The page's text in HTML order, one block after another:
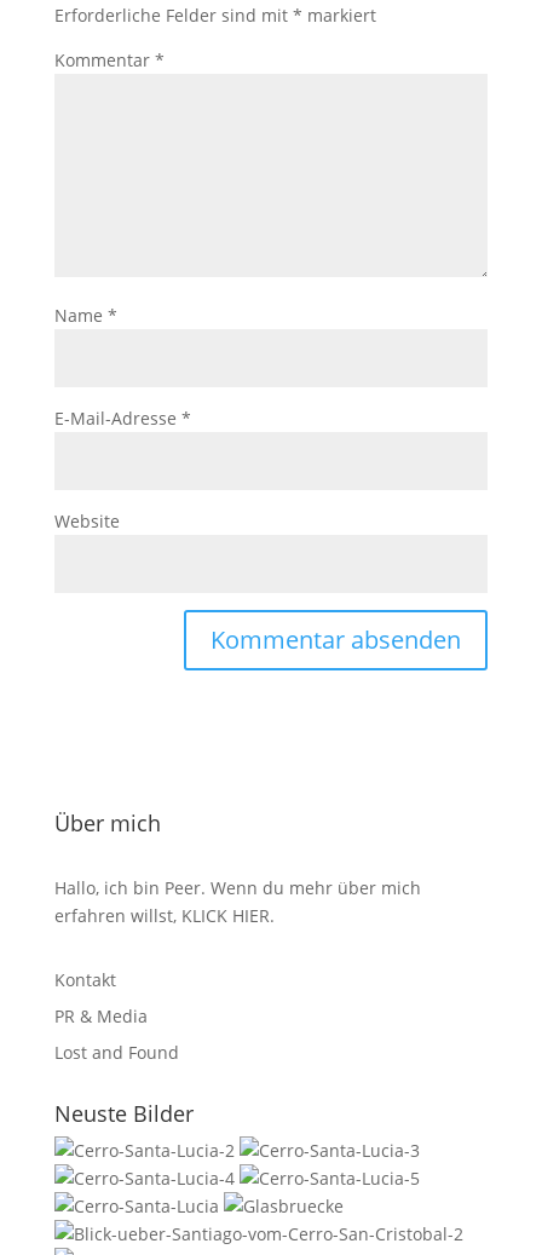
Erforderliche Felder sind mit * markiert
Kommentar *
Name *
E-Mail-Adresse *
Website
Über mich
Hallo, ich bin Peer. Wenn du mehr über mich
erfahren willst, KLICK HIER.
Kontakt
PR & Media
Lost and Found
Neuste Bilder